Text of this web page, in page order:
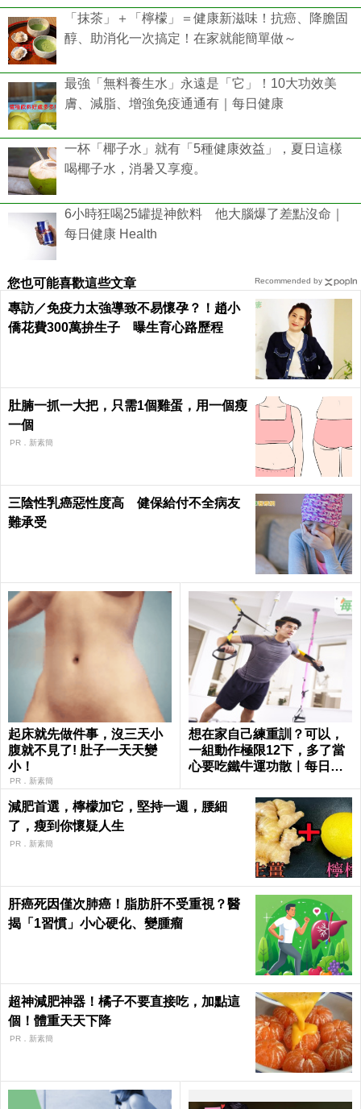
「抹茶」＋「檸檬」＝健康新滋味！抗癌、降膽固
醇、助消化一次搞定！在家就能簡單做～
最強「無料養生水」永遠是「它」！10大功效美
膚、減脂、增強免疫通通有｜每日健康
一杯「椰子水」就有「5種健康效益」，夏日這樣
喝椰子水，消暑又享瘦。
6小時狂喝25罐提神飲料 他大腦爆了差點沒命｜
每日健康 Health
您也可能喜歡這些文章
專訪／免疫力太強導致不易懷孕？！趙小
僑花費300萬拚生子 曝生育心路歷程
肚腩一抓一大把，只需1個雞蛋，用一個瘦
一個
PR．新素簡
三陰性乳癌惡性度高 健保給付不全病友
難承受
起床就先做件事，沒三天小
腹就不見了! 肚子一天天變
小！
PR．新素簡
想在家自己練重訓？可以，
一組動作極限12下，多了當
心要吃鐵牛運功散｜每日健
減肥首選，檸檬加它，堅持一週，腰細
了，瘦到你懷疑人生
PR．新素簡
肝癌死因僅次肺癌！脂肪肝不受重視？醫
揭「1習慣」小心硬化、變腫瘤
超神減肥神器！橘子不要直接吃，加點這
個！體重天天下降
PR．新素簡
Recommended by